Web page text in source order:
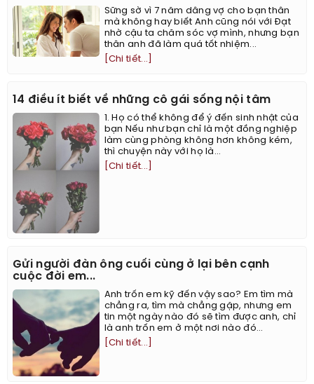
Sững sờ vì 7 năm dâng vợ cho bạn thân
mà không hay biết Anh cũng nói với Đạt
nhờ cậu ta chăm sóc vợ mình, nhưng bạn
thân anh đã làm quá tốt nhiệm...
[Chi tiết...]
14 điều ít biết về những cô gái sống nội tâm
1. Họ có thể không để ý đến sinh nhật của
bạn Nếu như bạn chỉ là một đồng nghiệp
làm cùng phòng không hơn không kém,
thì chuyện này với họ là...
[Chi tiết...]
Gửi người đàn ông cuối cùng ở lại bên cạnh
cuộc đời em...
Anh trốn em kỹ đến vậy sao? Em tìm mà
chẳng ra, tìm mà chẳng gặp, nhưng em
tin một ngày nào đó sẽ tìm được anh, chỉ
là anh trốn em ở một nơi nào đó...
[Chi tiết...]